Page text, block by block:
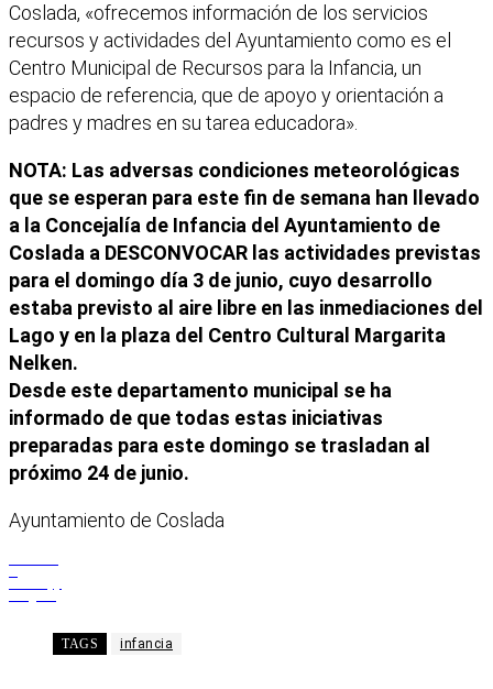
Coslada, «ofrecemos información de los servicios
recursos y actividades del Ayuntamiento como es el
Centro Municipal de Recursos para la Infancia, un
espacio de referencia, que de apoyo y orientación a
padres y madres en su tarea educadora».
NOTA: Las adversas condiciones meteorológicas
que se esperan para este fin de semana han llevado
a la Concejalía de Infancia del Ayuntamiento de
Coslada a DESCONVOCAR las actividades previstas
para el domingo día 3 de junio, cuyo desarrollo
estaba previsto al aire libre en las inmediaciones del
Lago y en la plaza del Centro Cultural Margarita
Nelken.
Desde este departamento municipal se ha
informado de que todas estas iniciativas
preparadas para este domingo se trasladan al
próximo 24 de junio.
Ayuntamiento de Coslada
TAGS infancia